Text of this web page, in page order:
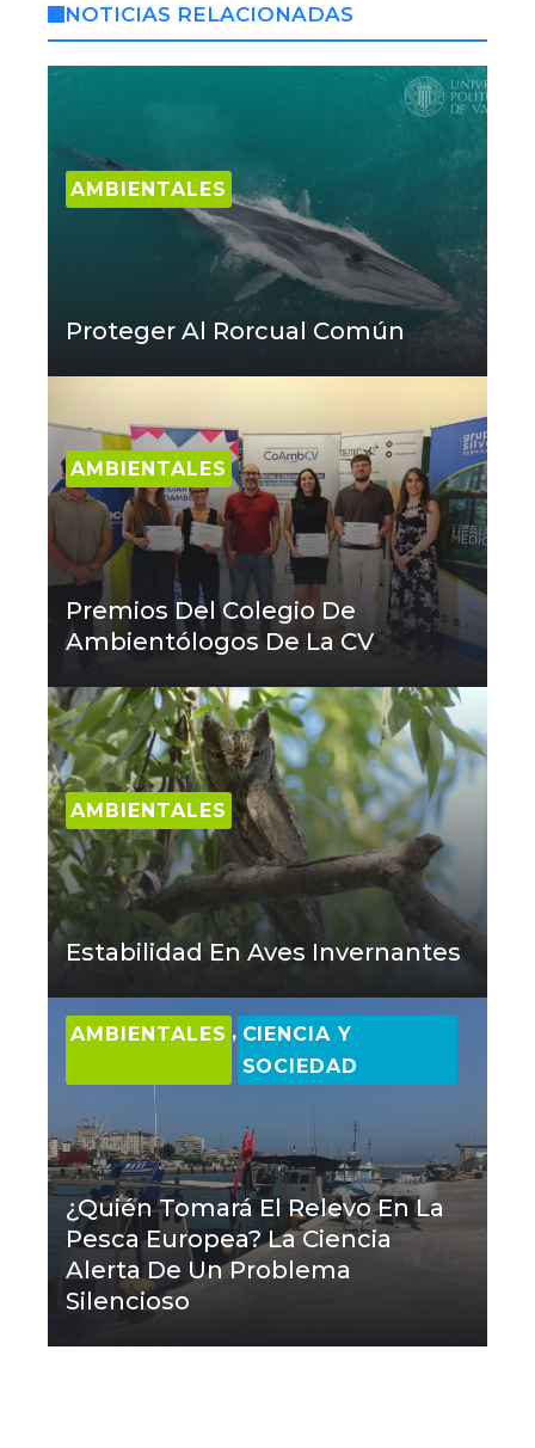
NOTICIAS RELACIONADAS
AMBIENTALES
Proteger Al Rorcual Común
AMBIENTALES
Premios Del Colegio De
Ambientólogos De La CV
AMBIENTALES
Estabilidad En Aves Invernantes
AMBIENTALES , CIENCIA Y
SOCIEDAD
¿Quién Tomará El Relevo En La
Pesca Europea? La Ciencia
Alerta De Un Problema
Silencioso